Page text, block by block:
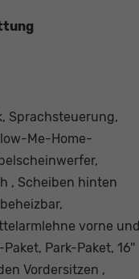
Sprachsteuerung,
Me-Home-
, Scheiben hinten
vorne und
Park-Paket, 16''
Vordersitzen ,